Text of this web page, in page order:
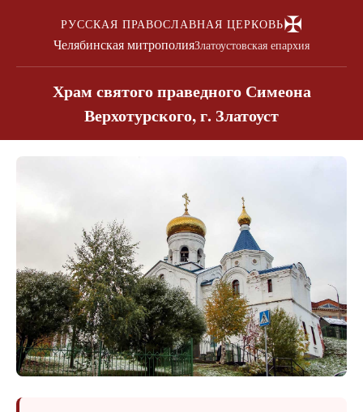
РУССКАЯ ПРАВОСЛАВНАЯ ЦЕРКОВЬ✠
Челябинская митрополияЗлатоустовская епархия
Храм святого праведного Симеона
Верхотурского, г. Златоуст